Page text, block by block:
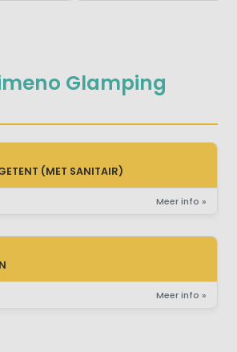
Glamping
(MET SANITAIR)
(MET SANITAIR)
Meer info »
Meer info »